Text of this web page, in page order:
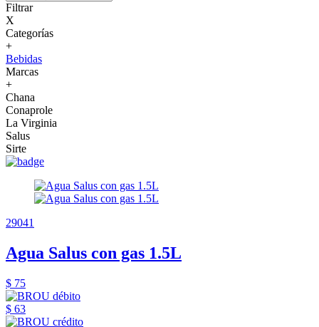
Filtrar
X
Categorías
+
Bebidas
Marcas
+
Chana
Conaprole
La Virginia
Salus
Sirte
29041
Agua Salus con gas 1.5L
$ 75
$ 63